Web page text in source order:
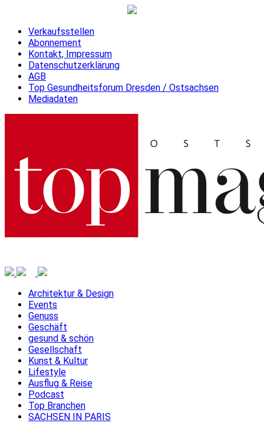
Verkaufsstellen
Abonnement
Kontakt, Impressum
Datenschutzerklärung
AGB
Top Gesundheitsforum Dresden / Ostsachsen
Mediadaten
Architektur & Design
Events
Genuss
Geschäft
gesund & schön
Gesellschaft
Kunst & Kultur
Lifestyle
Ausflug & Reise
Podcast
Top Branchen
SACHSEN IN PARIS